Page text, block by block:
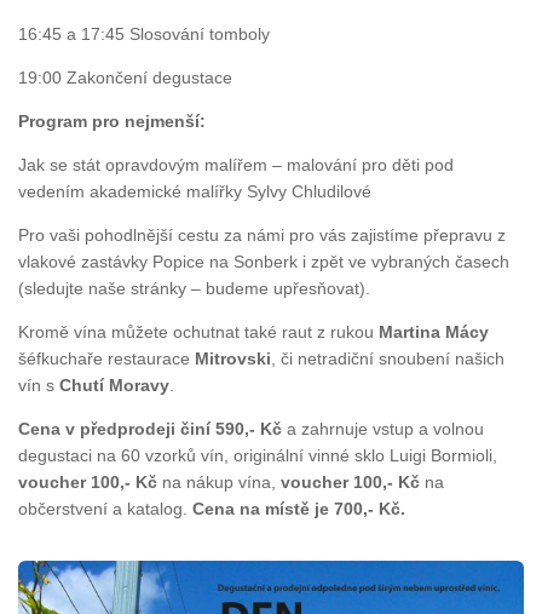
16:45 a 17:45 Slosování tomboly
19:00 Zakončení degustace
Program pro nejmenší:
Jak se stát opravdovým malířem – malování pro děti pod
vedením akademické malířky Sylvy Chludilové
Pro vaši pohodlnější cestu za námi pro vás zajistíme přepravu z
vlakové zastávky Popice na Sonberk i zpět ve vybraných časech
(sledujte naše stránky – budeme upřesňovat).
Kromě vína můžete ochutnat také raut z rukou Martina Mácy
šéfkuchaře restaurace Mitrovski , či netradiční snoubení našich
vín s Chutí Moravy
Cena v předprodeji činí 590,- Kč a zahrnuje vstup a volnou
degustaci na 60 vzorků vín, originální vinné sklo Luigi Bormioli,
voucher 100,- Kč na nákup vína, voucher 100,- Kč na
občerstvení a katalog. Cena na místě je 700,- Kč.